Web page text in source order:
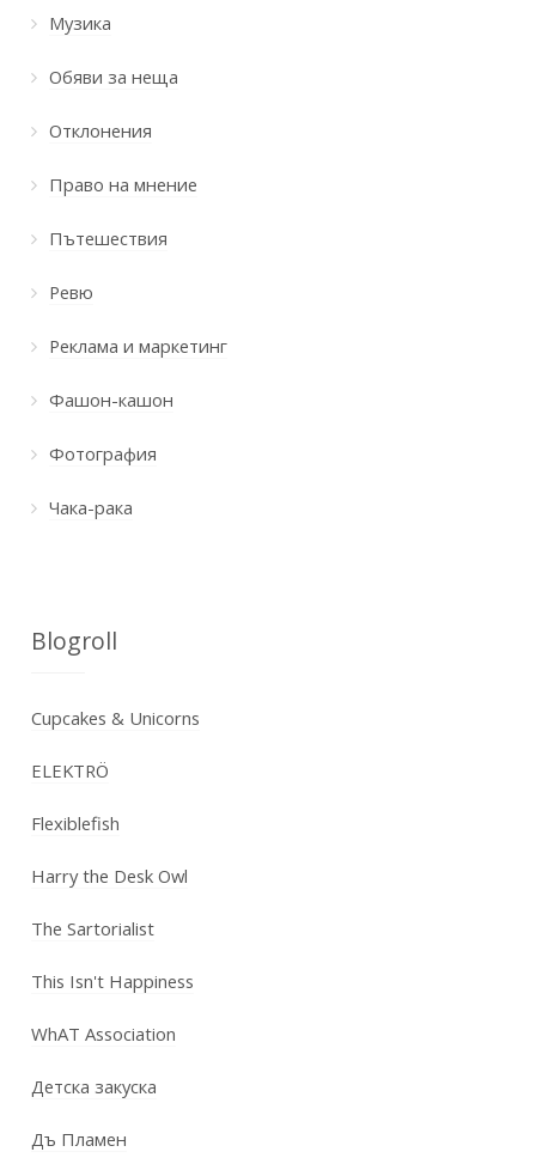
Музика
Обяви за неща
Отклонения
Право на мнение
Пътешествия
Ревю
Реклама и маркетинг
Фашон-кашон
Фотография
Чака-рака
Blogroll
Cupcakes & Unicorns
ELEKTRÖ
Flexiblefish
Harry the Desk Owl
The Sartorialist
This Isn't Happiness
WhAT Association
Детска закуска
Дъ Пламен